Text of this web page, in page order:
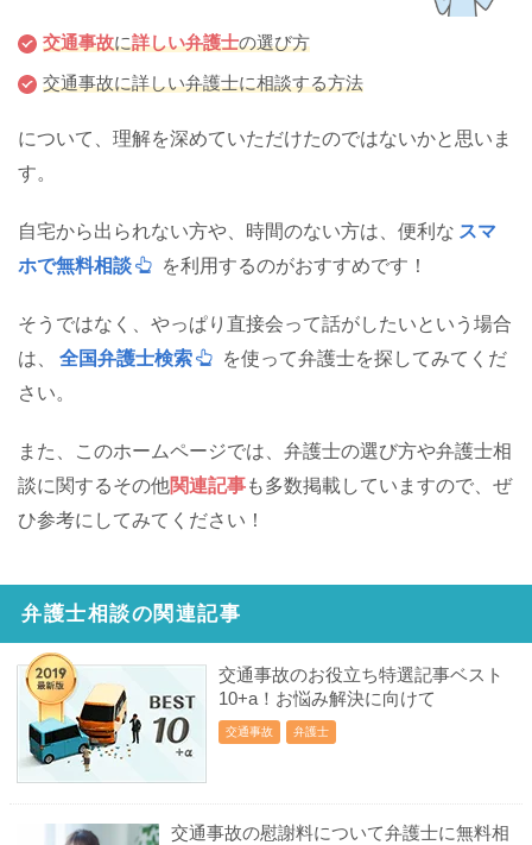
交通事故に詳しい弁護士の選び方
交通事故に詳しい弁護士に相談する方法
について、理解を深めていただけたのではないかと思いま
す。
自宅から出られない方や、時間のない方は、便利な スマ
ホで無料相談
を利用するのがおすすめです！
そうではなく、やっぱり直接会って話がしたいという場合
は、
全国弁護士検索
を使って弁護士を探してみてくだ
さい。
また、このホームページでは、弁護士の選び方や弁護士相
談に関するその他関連記事も多数掲載していますので、ぜ
ひ参考にしてみてください！
弁護士相談の関連記事
交通事故のお役立ち特選記事ベスト
10+a！お悩み解決に向けて
交通事故 弁護士
交通事故の慰謝料について弁護士に無料相